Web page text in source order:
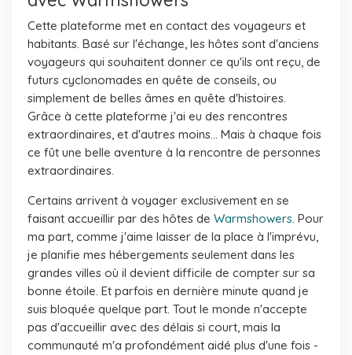
Cette plateforme met en contact des voyageurs et
habitants. Basé sur l'échange, les hôtes sont d'anciens
voyageurs qui souhaitent donner ce qu'ils ont reçu, de
futurs cyclonomades en quête de conseils, ou
simplement de belles âmes en quête d'histoires.
Grâce à cette plateforme j'ai eu des rencontres
extraordinaires, et d'autres moins... Mais à chaque fois
ce fût une belle aventure à la rencontre de personnes
extraordinaires.
Certains arrivent à voyager exclusivement en se
faisant accueillir par des hôtes de Warmshowers. Pour
ma part, comme j'aime laisser de la place à l'imprévu,
je planifie mes hébergements seulement dans les
grandes villes où il devient difficile de compter sur sa
bonne étoile. Et parfois en dernière minute quand je
suis bloquée quelque part. Tout le monde n'accepte
pas d'accueillir avec des délais si court, mais la
communauté m'a profondément aidé plus d'une fois -